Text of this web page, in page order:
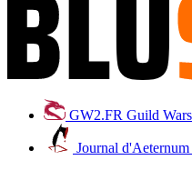
GW2.FR Guild
Journal d'Aeternum